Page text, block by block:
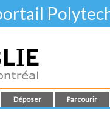
Déposer Parcourir